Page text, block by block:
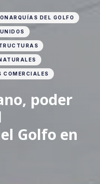
DEL GOLFO
COMERCIALES
poder
Golfo en